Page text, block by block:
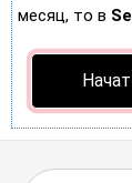
месяц, то в